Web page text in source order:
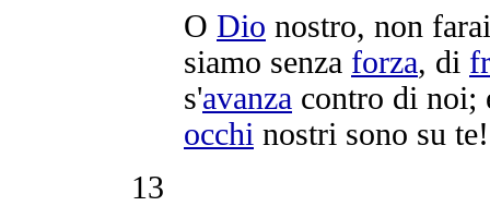
O Dio nostro, non
siamo senza forza, di
s'avanza contro di noi;
occhi nostri sono su
13